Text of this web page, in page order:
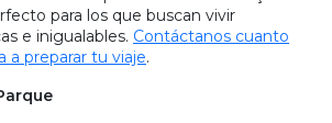
para los que buscan vivir
e inigualables. Contáctanos cuanto
a preparar tu viaje.